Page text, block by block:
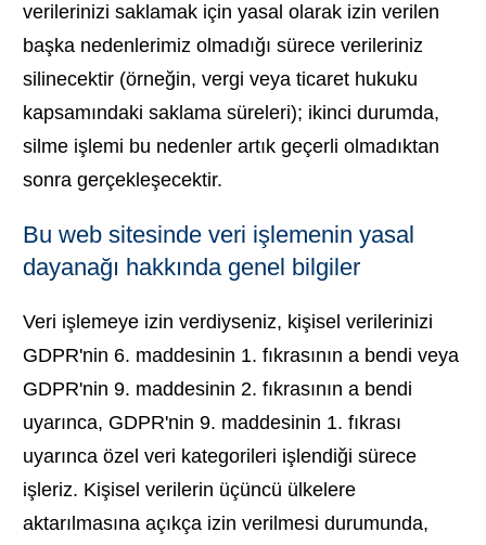
verilerinizi saklamak için yasal olarak izin verilen
başka nedenlerimiz olmadığı sürece verileriniz
silinecektir (örneğin, vergi veya ticaret hukuku
kapsamındaki saklama süreleri); ikinci durumda,
silme işlemi bu nedenler artık geçerli olmadıktan
sonra gerçekleşecektir.
Bu web sitesinde veri işlemenin yasal
dayanağı hakkında genel bilgiler
Veri işlemeye izin verdiyseniz, kişisel verilerinizi
GDPR'nin 6. maddesinin 1. fıkrasının a bendi veya
GDPR'nin 9. maddesinin 2. fıkrasının a bendi
uyarınca, GDPR'nin 9. maddesinin 1. fıkrası
uyarınca özel veri kategorileri işlendiği sürece
işleriz. Kişisel verilerin üçüncü ülkelere
aktarılmasına açıkça izin verilmesi durumunda,